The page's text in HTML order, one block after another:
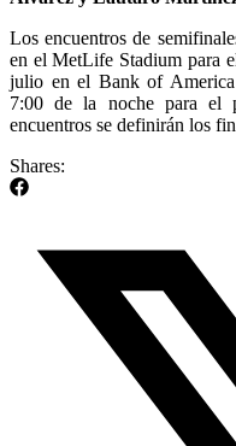
Los encuentros de
en el MetLife Stadium para
julio en el Bank of
7:00 de la noche para el
encuentros se definirán los
Shares: